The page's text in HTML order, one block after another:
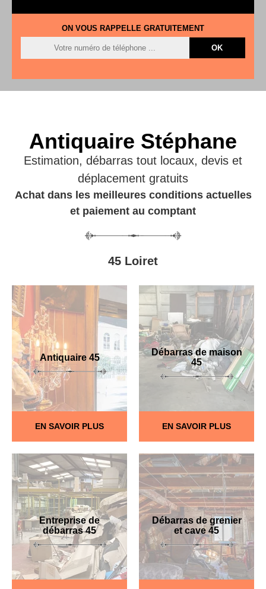
ON VOUS RAPPELLE GRATUITEMENT
Antiquaire Stéphane
Estimation, débarras tout locaux, devis et
déplacement gratuits
Achat dans les meilleures conditions actuelles
et paiement au comptant
45 Loiret
Antiquaire 45
EN SAVOIR PLUS
Débarras de maison
45
EN SAVOIR PLUS
Entreprise de
débarras 45
Débarras de grenier
et cave 45